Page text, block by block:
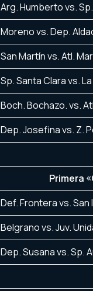
Arg. Humberto vs.
Moreno vs. Dep.
San Martín vs. Atl.
Sp. Santa Clara vs.
Boch. Bochazo. vs.
Dep. Josefina vs. Z.
Primera
Def. Frontera vs. San
Belgrano vs. Juv.
Dep. Susana vs. Sp.